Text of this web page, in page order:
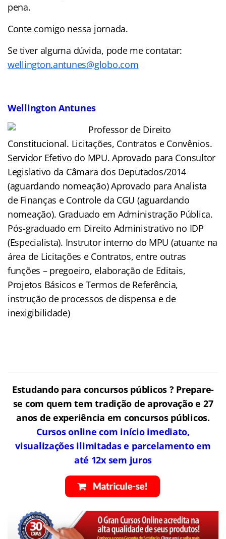
pena.
Conte comigo nessa jornada.
Se tiver alguma dúvida, pode me contatar:
wellington.antunes@globo.com
Wellington Antunes
Professor de Direito
Constitucional. Licitações, Contratos e Convênios.
Servidor Efetivo do MPU. Aprovado para Consultor
Legislativo da Câmara dos Deputados/2014
(aguardando nomeação) Aprovado para Analista
de Finanças e Controle da CGU (aguardando
nomeação). Graduado em Administração Pública.
Pós-graduado em Direito Administrativo no IDP
(Especialista). Instrutor interno do MPU (atuante na
área de Licitações e Contratos, entre outras
funções – pregoeiro, elaboração de Editais,
Projetos Básicos e Termos de Referência,
instrução de processos de dispensa e de
inexigibilidade)
Estudando para concursos públicos ? Prepare-
se com quem tem tradição de aprovação e 27
anos de experiência em concursos públicos.
Cursos online com início imediato,
visualizações ilimitadas e parcelamento em
até 12x sem juros